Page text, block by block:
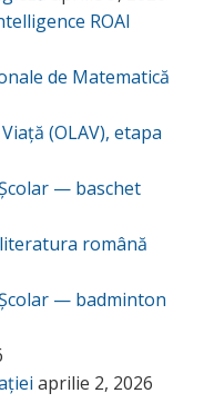
ROAI
de Matematică
(OLAV), etapa
— baschet
română
— badminton
aprilie 2, 2026